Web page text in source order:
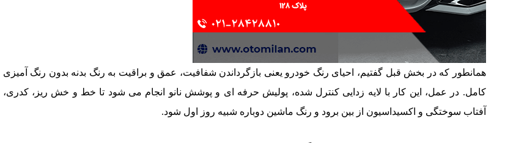
همانطور که در بخش قبل گفتیم، احیای رنگ خودرو یعنی بازگرداندن شفافیت، عمق و براقیت به رنگ بدنه بدون رنگ آمیزی
کامل. در عمل، این کار با لایه زدایی کنترل شده، پولیش حرفه ای و پوشش نانو انجام می شود تا خط و خش ریز، کدری،
آفتاب سوختگی و اکسیداسیون از بین برود و رنگ ماشین دوباره شبیه روز اول شود.